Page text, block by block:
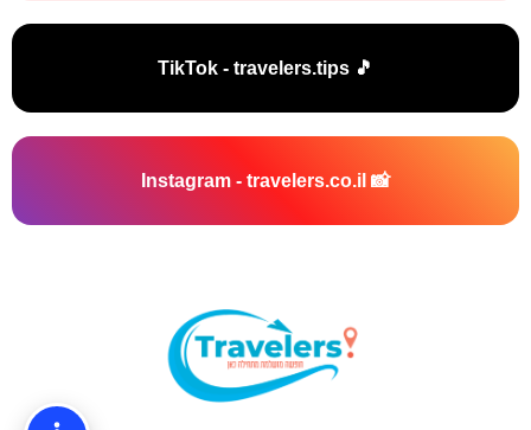
🎵 TikTok - travelers.tips
📸 Instagram - travelers.co.il